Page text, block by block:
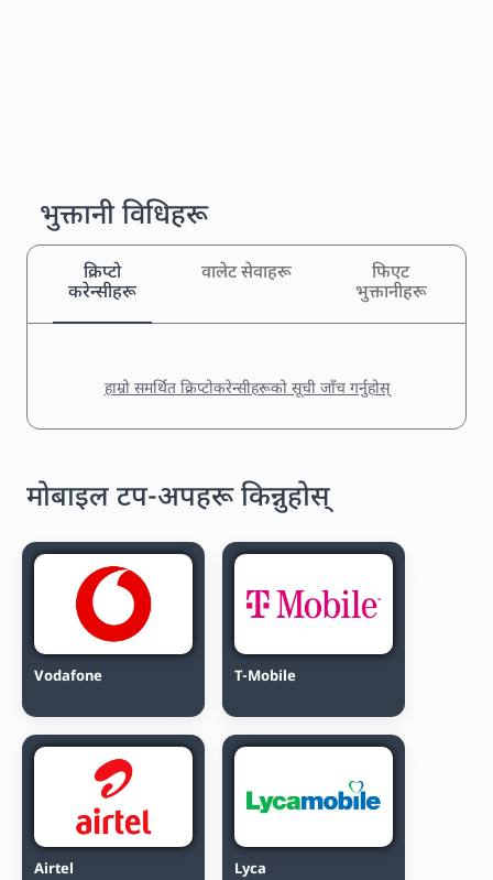
भुक्तानी विधिहरू
क्रिप्टो
करेन्सीहरू
वालेट सेवाहरू
फिएट
भुक्तानीहरू
हाम्रो समर्थित क्रिप्टोकरेन्सीहरूको सूची जाँच गर्नुहोस्
मोबाइल टप-अपहरू किन्नुहोस्
Vodafone T-Mobile
Airtel Lyca